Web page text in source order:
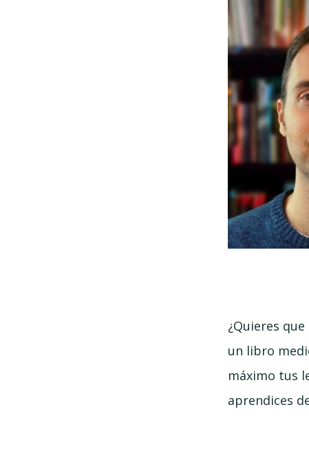
¿Quieres
un libro
máximo tus
aprendices